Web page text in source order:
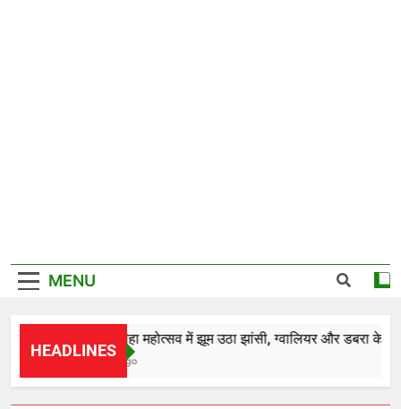
MENU
HEADLINES
*28वें चालीहा महोत्सव में झूम उठा झांसी, ग्वालियर और डबरा के
22 Hours Ago